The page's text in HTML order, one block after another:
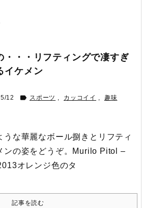
・・・リフティングで凄すぎ
イケメン
12  スポーツ , カッコイイ , 趣味
うな華麗なボール捌きとリフティ
の姿をどうぞ。 Murilo Pitol –
オレンジ色のタ
記事を読む